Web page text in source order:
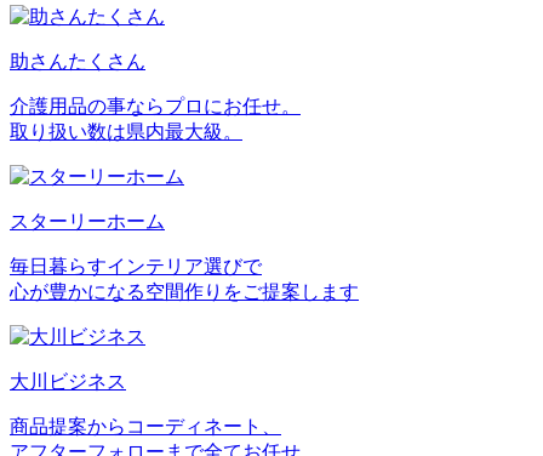
助さんたくさん
介護用品の事ならプロにお任せ。
取り扱い数は県内最大級。
スターリーホーム
毎日暮らすインテリア選びで
心が豊かになる空間作りをご提案します
大川ビジネス
商品提案からコーディネート、